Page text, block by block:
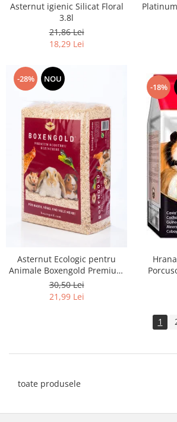
Asternut igienic Silicat Floral
3.8l
21,86 Lei
18,29 Lei
-28% NOU
Asternut Ecologic pentru
Animale Boxengold Premium
Ecostreu 4.5 kg
30,50 Lei
21,99 Lei
-18%
1
toate produsele